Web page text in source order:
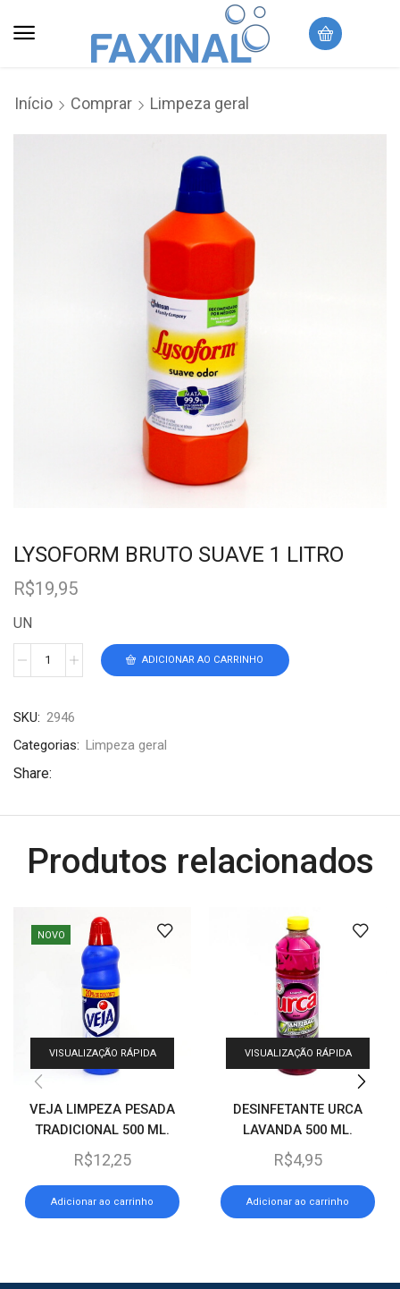
Início Comprar Limpeza geral
LYSOFORM BRUTO SUAVE 1 LITRO
R$19,95
UN
ADICIONAR AO CARRINHO
SKU: 2946
Categorias: Limpeza geral
Share:
Produtos relacionados
NOVO
VISUALIZAÇÃO RÁPIDA
VEJA LIMPEZA PESADA
TRADICIONAL 500 ML.
R$12,25
Adicionar ao carrinho
VISUALIZAÇÃO RÁPIDA
DESINFETANTE URCA
LAVANDA 500 ML.
R$4,95
Adicionar ao carrinho